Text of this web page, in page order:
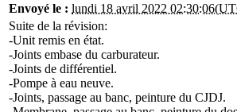
Envoyé le : lundi 18 avril 2022
Suite de la révision:
-Unit remis en état.
-Joints embase du carburateur.
-Joints de différentiel.
-Pompe à eau neuve.
-Joints, passage au banc, peinture du CJDJ.